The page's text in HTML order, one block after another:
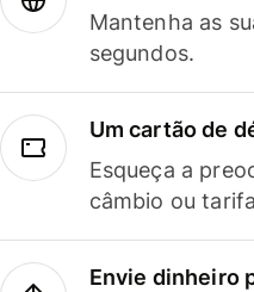
Mantenha as
segundos.
Um cartão de
Esqueça a
câmbio ou
Envie dinheiro